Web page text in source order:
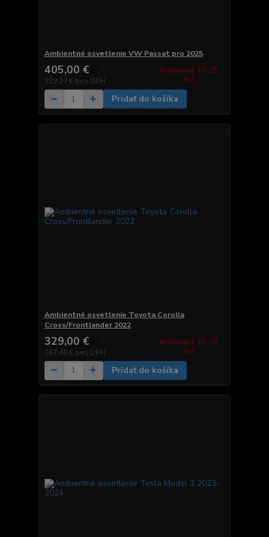
Ambientné osvetlenie VW Passat pro 2025
405,00 €
329,27 € bez DPH
dostupnosť: 15-25
dní
Pridať do košíka
Ambientné osvetlenie Toyota Corolla
Cross/Frontlander 2022
329,00 €
267,48 € bez DPH
dostupnosť: 15-25
dní
Pridať do košíka